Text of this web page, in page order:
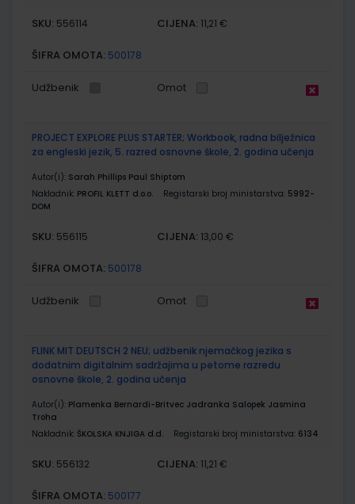
SKU: 556114 CIJENA: 11,21 €
ŠIFRA OMOTA: 500178
Udžbenik Omot
PROJECT EXPLORE PLUS STARTER; Workbook, radna bilježnica
za engleski jezik, 5. razred osnovne škole, 2. godina učenja
Autor(i): Sarah Phillips Paul Shiptom
Nakladnik: PROFIL KLETT d.o.o. Registarski broj ministarstva: 5992-
DOM
SKU: 556115 CIJENA: 13,00 €
ŠIFRA OMOTA: 500178
Udžbenik Omot
FLINK MIT DEUTSCH 2 NEU; udžbenik njemačkog jezika s
dodatnim digitalnim sadržajima u petome razredu
osnovne škole, 2. godina učenja
Autor(i): Plamenka Bernardi-Britvec Jadranka Salopek Jasmina
Troha
Nakladnik: ŠKOLSKA KNJIGA d.d. Registarski broj ministarstva: 6134
SKU: 556132 CIJENA: 11,21 €
ŠIFRA OMOTA: 500177